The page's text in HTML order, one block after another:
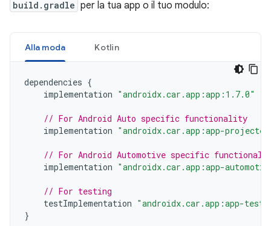
build.gradle per la tua app o il tuo modulo:
Alla moda Kotlin
dependencies {
implementation "androidx.car.app:app:1.7.0"
// For Android Auto specific functionality
implementation "androidx.car.app:app-
// For Android Automotive specific
implementation "androidx.car.app:app-
// For testing
testImplementation "androidx.car.app:app-
}